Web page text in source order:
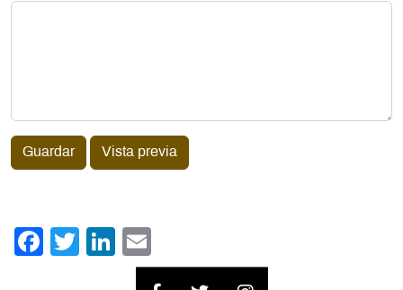
Guardar Vista previa
Facebook
TwitterLinkedIn